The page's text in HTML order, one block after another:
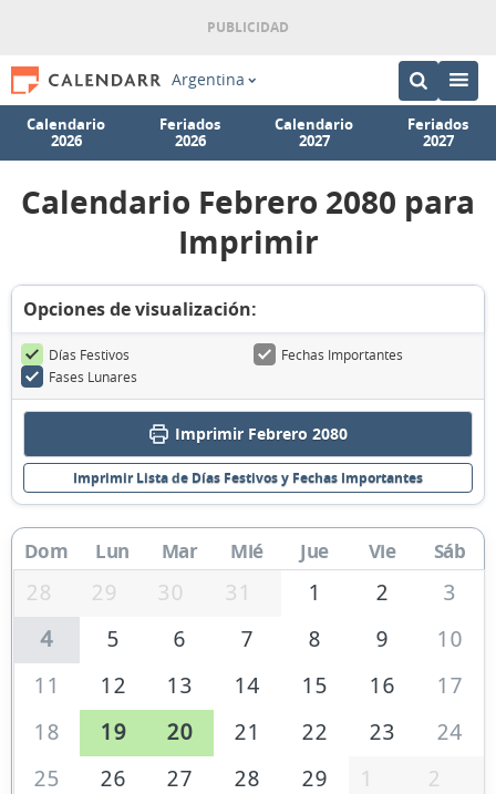
Argentina
Calendario
2026
Feriados
2026
Calendario
2027
Feriados
2027
Calendario Febrero 2080 para
Imprimir
Opciones de visualización:
Días Festivos
Fechas Importantes
Fases Lunares
Imprimir Febrero 2080
Imprimir Lista de Días Festivos y Fechas Importantes
Dom Lun Mar Mié Jue Vie Sáb
28 29 30 31 1 2
3
4
5 6 7 8 9
10
11
12 13 14 15 16
17
18
19 20 21 22 23
24
25
26 27 28 29 1 2